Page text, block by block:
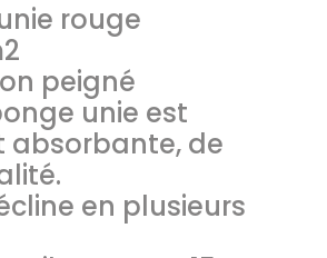
rouge
peigné
unie est
absorbante, de
en plusieurs